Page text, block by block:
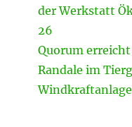
der Werkstatt
26
Quorum
Randale im
Windkraftanlage